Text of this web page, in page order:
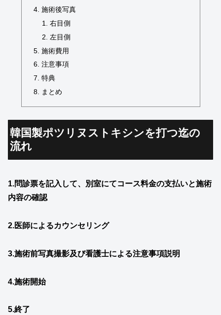
施術後写真
右目側
左目側
施術費用
注意事項
特典
まとめ
韓国製ポツリヌストキシンを打つ迄の
流れ
1.問診票を記入して、別室にてコース料金の支払いと施術
内容の確認
2.医師によるカウンセリング
3.施術前写真撮影及び看護士による注意事項説明
4.施術開始
5.終了